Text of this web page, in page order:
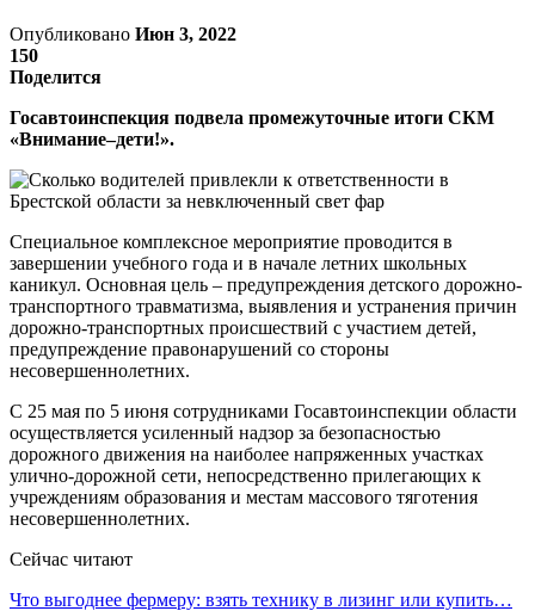
Опубликовано Июн 3, 2022
150
Поделится
Госавтоинспекция подвела промежуточные итоги СКМ
«Внимание–дети!».
Специальное комплексное мероприятие проводится в
завершении учебного года и в начале летних школьных
каникул. Основная цель – предупреждения детского дорожно-
транспортного травматизма, выявления и устранения причин
дорожно-транспортных происшествий с участием детей,
предупреждение правонарушений со стороны
несовершеннолетних.
С 25 мая по 5 июня сотрудниками Госавтоинспекции области
осуществляется усиленный надзор за безопасностью
дорожного движения на наиболее напряженных участках
улично-дорожной сети, непосредственно прилегающих к
учреждениям образования и местам массового тяготения
несовершеннолетних.
Сейчас читают
Что выгоднее фермеру: взять технику в лизинг или купить…